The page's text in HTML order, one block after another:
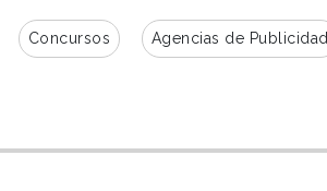
Concursos Agencias de Publicidad